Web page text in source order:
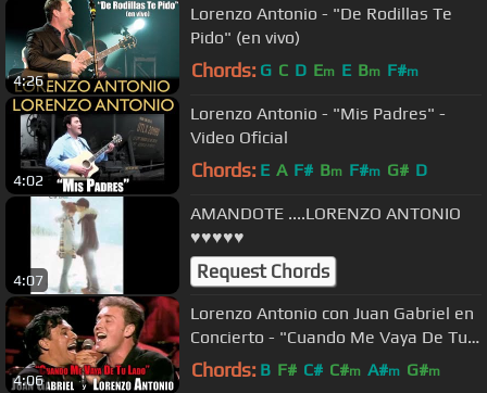
4:26
Lorenzo Antonio - "De Rodillas Te
Pido" (en vivo)
Chords: G C D Em E Bm F#m
4:02
Lorenzo Antonio - "Mis Padres" -
Video Oficial
Chords: E A F# Bm F#m G# D
4:07
AMANDOTE ....LORENZO ANTONIO
♥♥♥♥♥
Request Chords
4:06
Lorenzo Antonio con Juan Gabriel en
Concierto - "Cuando Me Vaya De Tu
Lado"
Chords: B F# C# C#m A#m G#m